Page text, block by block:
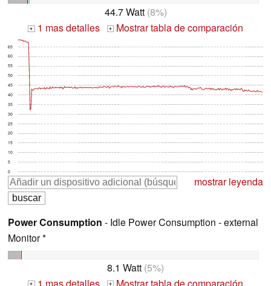
44.7 Watt(8%)
+ 1 mas detalles + Mostrar tabla de comparación
0
5
10
15
20
25
30
35
40
45
50
55
60
65
mostrar leyenda
Power Consumption - Idle Power Consumption - external
Monitor *
8.1 Watt (5%)
+ 1 mas detalles + Mostrar tabla de comparación